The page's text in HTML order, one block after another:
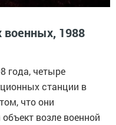
военных, 1988
года, четыре
станции в
что они
возле военной